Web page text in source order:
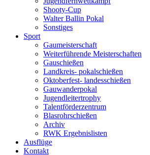
Shooty-Cup
Walter Ballin Pokal
Sonstiges
Sport
Gaumeisterschaft
Weiterführende Meisterschaften
Gauschießen
Landkreis- pokalschießen
Oktoberfest- landesschießen
Gauwanderpokal
Jugendleitertrophy
Talentförderzentrum
Blasrohrschießen
Archiv
RWK Ergebnislisten
Ausflüge
Kontakt